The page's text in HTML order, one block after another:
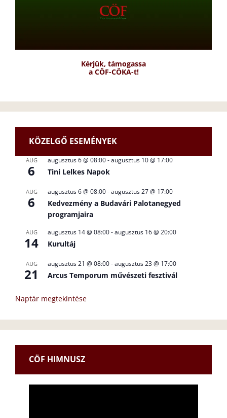
Kérjük, támogassa
a CÖF-CÖKA-t!
KÖZELGŐ ESEMÉNYEK
AUG
6
augusztus 6 @ 08:00-augusztus 10 @ 17:00
Tini Lelkes Napok
AUG
6
augusztus 6 @ 08:00-augusztus 27 @ 17:00
Kedvezmény a Budavári Palotanegyed
programjaira
AUG
14
augusztus 14 @ 08:00-augusztus 16 @ 20:00
Kurultáj
AUG
21
augusztus 21 @ 08:00-augusztus 23 @ 17:00
Arcus Temporum művészeti fesztivál
Naptár megtekintése
CÖF HIMNUSZ